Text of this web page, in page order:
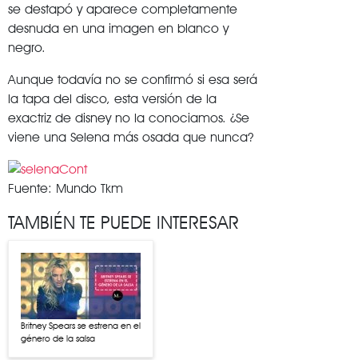
se destapó y aparece completamente
desnuda en una imagen en blanco y
negro.
Aunque todavía no se confirmó si esa será
la tapa del disco, esta versión de la
exactriz de disney no la conociamos. ¿Se
viene una Selena más osada que nunca?
Fuente: Mundo Tkm
TAMBIÉN TE PUEDE INTERESAR
Britney Spears se estrena en el
género de la salsa